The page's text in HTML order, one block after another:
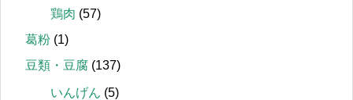
鶏肉 (57)
葛粉 (1)
豆類・豆腐 (137)
いんげん (5)